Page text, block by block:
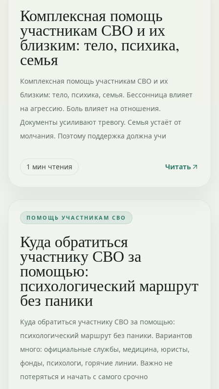
Комплексная помощь
участникам СВО и их
близким: тело, психика,
семья
Комплексная помощь участникам СВО и их
близким: тело, психика, семья. Бессонница влияет
на агрессию. Боль влияет на отношения.
Документы усиливают тревогу. Семья устаёт от
молчания. Поэтому поддержка должна учи
1 мин чтения Читать
ПОМОЩЬ УЧАСТНИКАМ СВО
Куда обратиться
участнику СВО за
помощью:
психологический маршрут
без паники
Куда обратиться участнику СВО за помощью:
психологический маршрут без паники. Вариантов
много: официальные службы, медицина, юристы,
фонды, психологи, горячие линии. Важно не
потеряться и начать с самого срочно